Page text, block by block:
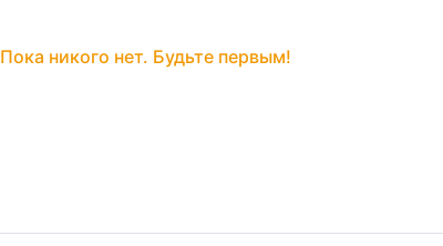
Пока никого нет. Будьте первым!